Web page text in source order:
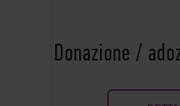
Donazione /